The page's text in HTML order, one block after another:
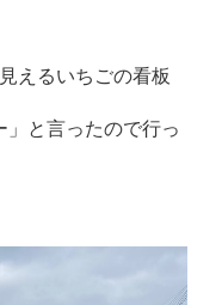
えるいちごの看板
」と言ったので行っ